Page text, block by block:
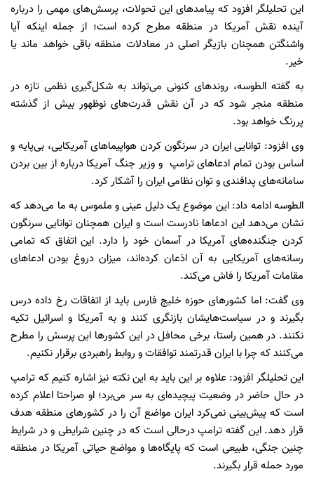
این تحلیلگر افزود که پیامدهای این تحولات، پرسش‌های مهمی را درباره
آینده نقش آمریکا در منطقه مطرح کرده است؛ از جمله اینکه آیا
واشنگتن همچنان بازیگر اصلی در معادلات منطقه باقی خواهد ماند یا
خیر.
به گفته الطوسه، روندهای کنونی می‌تواند به شکل‌گیری نظمی تازه در
منطقه منجر شود که در آن نقش قدرت‌های نوظهور بیش از گذشته
پررنگ خواهد بود.
وی افزود: توانایی ایران در سرنگون کردن هواپیماهای آمریکایی، بی‌پایه و
اساس بودن تمام ادعاهای ترامپ و وزیر جنگ آمریکا درباره از بین بردن
سامانه‌های پدافندی و توان نظامی ایران را آشکار کرد.
الطوسه ادامه داد: این موضوع یک دلیل عینی و ملموس به ما می‌دهد که
نشان می‌دهد این ادعاها نادرست است و ایران همچنان توانایی سرنگون
کردن جنگنده‌های آمریکا در آسمان خود را دارد. این اتفاق که تمامی
رسانه‌های آمریکایی به آن اذعان کرده‌اند، میزان دروغ بودن ادعاهای
مقامات آمریکا را فاش می‌کند.
وی گفت: اما کشورهای حوزه خلیج فارس باید از اتفاقات رخ داده درس
بگیرند و در سیاست‌هایشان بازنگری کنند و به آمریکا و اسرائیل تکیه
نکنند. در همین راستا، برخی محافل در این کشورها این پرسش را مطرح
می‌کنند که چرا با ایران قدرتمند توافقات و روابط راهبردی برقرار نکنیم.
این تحلیلگر افزود: علاوه بر این باید به این نکته نیز اشاره کنیم که ترامپ
در حال حاضر در وضعیت پیچیده‌ای به سر می‌برد؛ او صراحتا اعلام کرده
است که پیش‌بینی نمی‌کرد ایران مواضع آن را در کشورهای منطقه هدف
قرار دهد. این گفته ترامپ درحالی است که در چنین شرایطی و در شرایط
چنین جنگی، طبیعی است که پایگاه‌ها و مواضع حیاتی آمریکا در منطقه
مورد حمله قرار بگیرند.